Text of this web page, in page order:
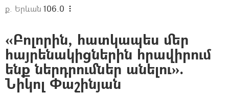
ք. Երևան 106.0
«Բոլորին, հատկապես մեր
հայրենակիցներին հրավիրում
ենք ներդրումներ անելու».
Նիկոլ Փաշինյան